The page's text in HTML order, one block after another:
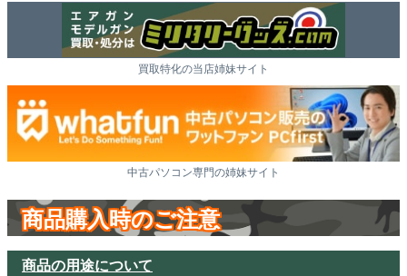
買取特化の当店姉妹サイト
中古パソコン専門の姉妹サイト
商品購入時のご注意
商品の用途について